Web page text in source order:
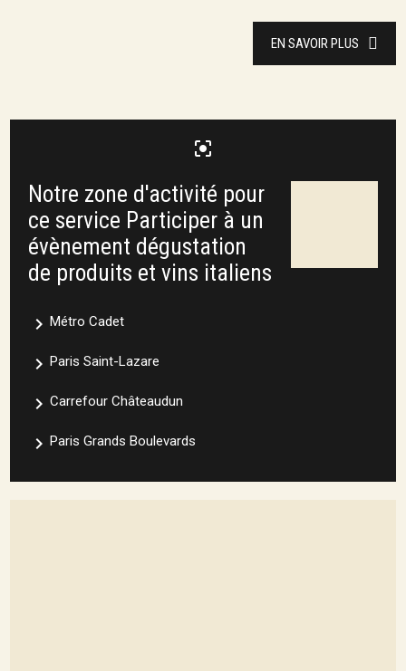
EN SAVOIR PLUS
center_focus_strong
Notre zone d'activité pour
ce service Participer à un
évènement dégustation
de produits et vins italiens
navigate_nextMétro Cadet
navigate_nextParis Saint-Lazare
navigate_nextCarrefour Châteaudun
navigate_nextParis Grands Boulevards